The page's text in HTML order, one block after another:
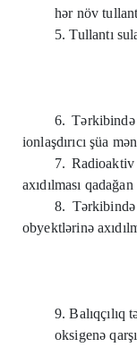
hər növ
5. Tullantı
6. Tərkibində
ionlaşdırıcı şüa
7. Radioaktiv
axıdılması
8.
obyektlərinə
9. Balıqçılıq
oksigenə